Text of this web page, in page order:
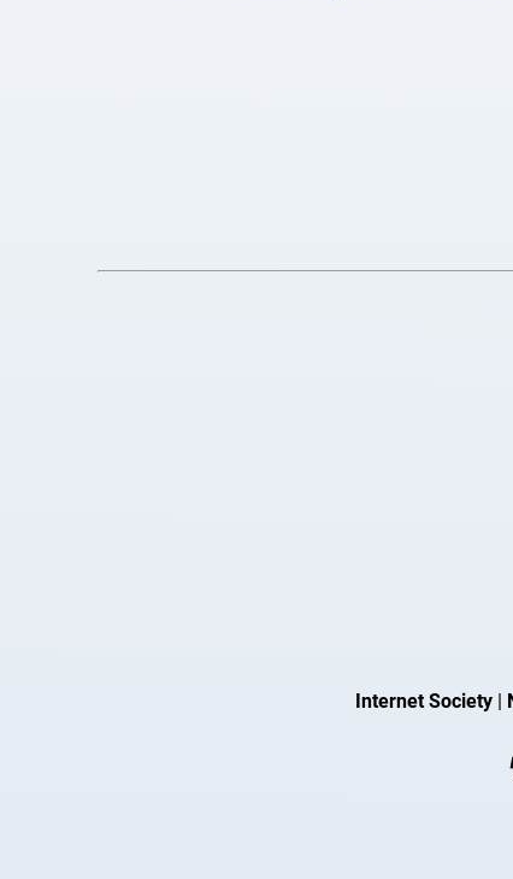
Internet Society |